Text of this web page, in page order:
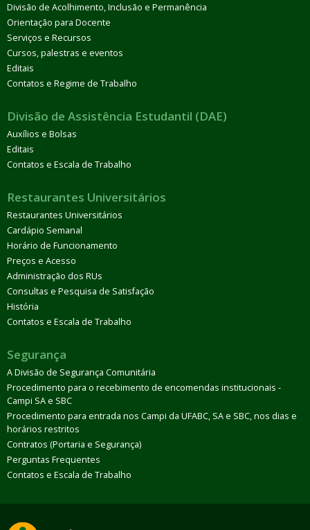
Divisão de Acolhimento, Inclusão e Permanência
Orientação para Docente
Serviços e Recursos
Cursos, palestras e eventos
Editais
Contatos e Regime de Trabalho
Divisão de Assistência Estudantil (DAE)
Auxílios e Bolsas
Editais
Contatos e Escala de Trabalho
Restaurantes Universitários
Restaurantes Universitários
Cardápio Semanal
Horário de Funcionamento
Preços e Acesso
Administração dos RUs
Consultas e Pesquisa de Satisfação
História
Contatos e Escala de Trabalho
Segurança
A Divisão de Segurança Comunitária
Procedimento para o recebimento de encomendas institucionais -
Campi SA e SBC
Procedimento para entrada nos Campi da UFABC, SA e SBC, nos dias e
horários restritos
Contratos (Portaria e Segurança)
Perguntas Frequentes
Contatos e Escala de Trabalho